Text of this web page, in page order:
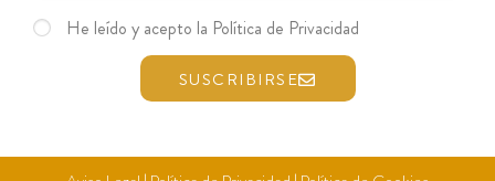
He leído y acepto la Política de Privacidad
SUSCRIBIRSE